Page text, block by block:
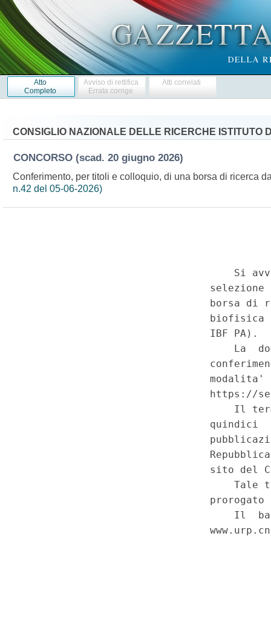
Atto
Completo
Avviso di rettifica
Errata corrige
Atti correlati
CONSIGLIO NAZIONALE DELLE RICERCHE ISTITUTO
CONCORSO (scad. 20 giugno 2026)
Conferimento, per titoli e colloquio, di una borsa di ricerca
n.42 del 05-06-2026)